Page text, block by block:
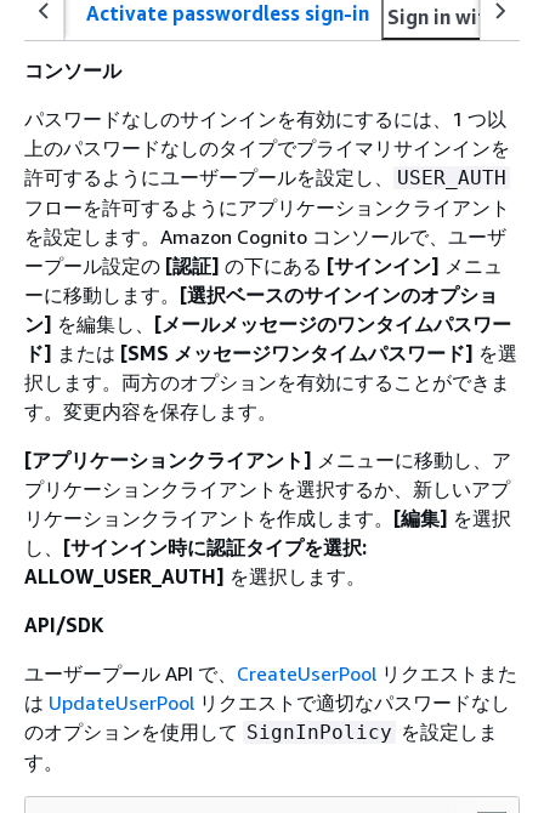
Activate passwordless sign-in Sign in with
コンソール
パスワードなしのサインインを有効にするには、1 つ以
上のパスワードなしのタイプでプライマリサインインを
許可するようにユーザープールを設定し、
USER_AUTH
フローを許可するようにアプリケーションクライアント
を設定します。Amazon Cognito コンソールで、ユーザ
ープール設定の [認証] の下にある [サインイン] メニュ
ーに移動します。 [選択ベースのサインインのオプショ
ン] を編集し、 [メールメッセージのワンタイムパスワー
ド] または [SMS メッセージワンタイムパスワード] を選
択します。両方のオプションを有効にすることができま
す。変更内容を保存します。
[アプリケーションクライアント] メニューに移動し、ア
プリケーションクライアントを選択するか、新しいアプ
リケーションクライアントを作成します。 [編集] を選択
し、 [サインイン時に認証タイプを選択:
ALLOW_USER_AUTH] を選択します。
API/SDK
ユーザープール API で、 CreateUserPool リクエストまた
は UpdateUserPool リクエストで適切なパスワードなし
のオプションを使用して SignInPolicy を設定しま
す。